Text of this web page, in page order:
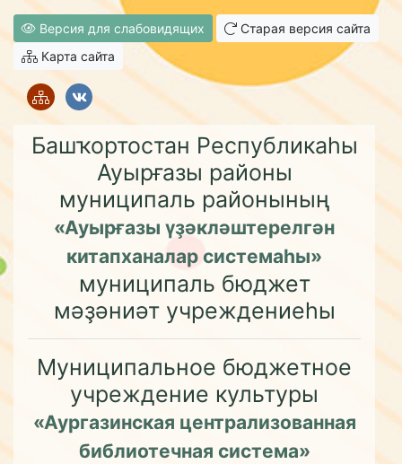
Версия для слабовидящих
Старая версия сайта
Карта сайта
Башҡортостан Республикаһы
Ауырғазы районы
муниципаль районының
«Ауырғазы үҙәкләштерелгән
китапханалар системаһы»
муниципаль бюджет
мәҙәниәт учреждениеһы
Муниципальное бюджетное
учреждение культуры
«Аургазинская централизованная
библиотечная система»